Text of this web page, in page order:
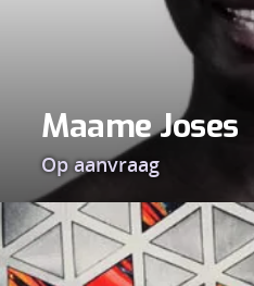
Maame Joses
Op aanvraag